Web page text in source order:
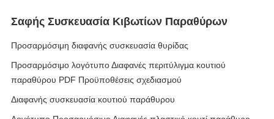
Σαφής Συσκευασία Κιβωτίων Παραθύρων
Προσαρμόσιμη διαφανής συσκευασία θυρίδας
Προσαρμόσιμο λογότυπο Διαφανές περιτύλιγμα κουτιού
παραθύρου PDF Προϋποθέσεις σχεδιασμού
Διαφανής συσκευασία κουτιού παράθυρου